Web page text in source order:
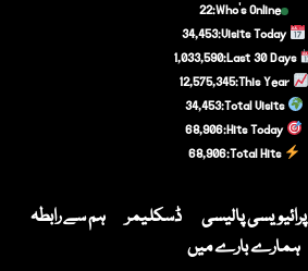
Who's Online:
22
Visits Today:
34,453
Last 30 Days:
1,033,590
12,575,345
Total Visits:
34,453
Hits Today:
68,906
Total Hits:
68,906
پرائیویسی پالیسی ڈسکلیمر
ہم سے رابطہ
ہمارے بارے میں